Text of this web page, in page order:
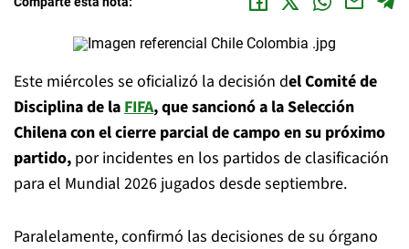
Este miércoles se oficializó la decisión del Comité de
Disciplina de laFIFA, que sancionó a la Selección
Chilena con el cierre parcial de campo en su próximo
partido, por incidentes en los partidos de clasificación
para el Mundial 2026 jugados desde septiembre.
Paralelamente, confirmó las decisiones de su órgano